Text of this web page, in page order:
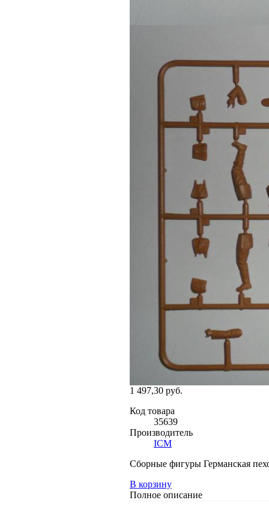
1 497,30 руб.
Код товара
35639
Производитель
ICM
Сборные фигуры Германская
В корзину
Полное описание